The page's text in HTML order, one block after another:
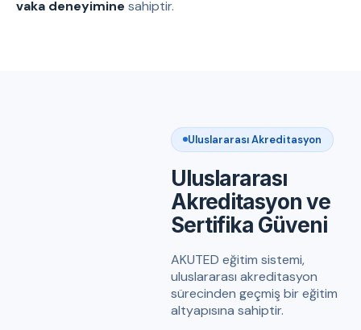
vaka deneyimine sahiptir.
Uluslararası Akreditasyon
Uluslararası
Akreditasyon ve
Sertifika Güveni
AKUTED eğitim sistemi,
uluslararası akreditasyon
sürecinden geçmiş bir eğitim
altyapısına sahiptir.